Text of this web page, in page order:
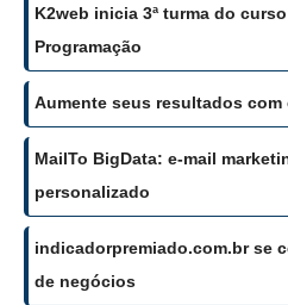
K2web inicia 3ª turma do
Programação
Aumente seus resultados com
MailTo BigData: e-mail
personalizado
indicadorpremiado.com.br se
de negócios